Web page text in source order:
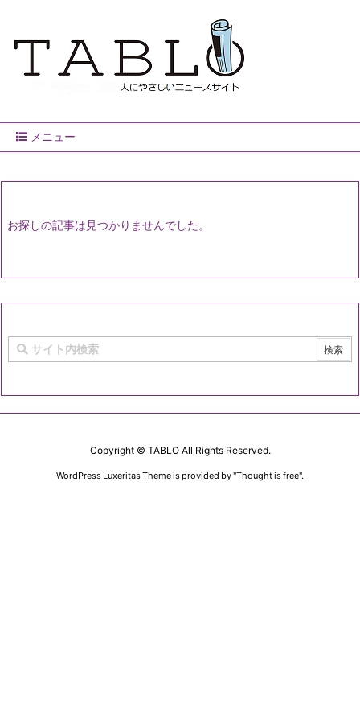
メニュー
お探しの記事は見つかりませんでした。
Copyright © TABLOAll Rights Reserved.
WordPress Luxeritas Theme is provided by "Thought is free".